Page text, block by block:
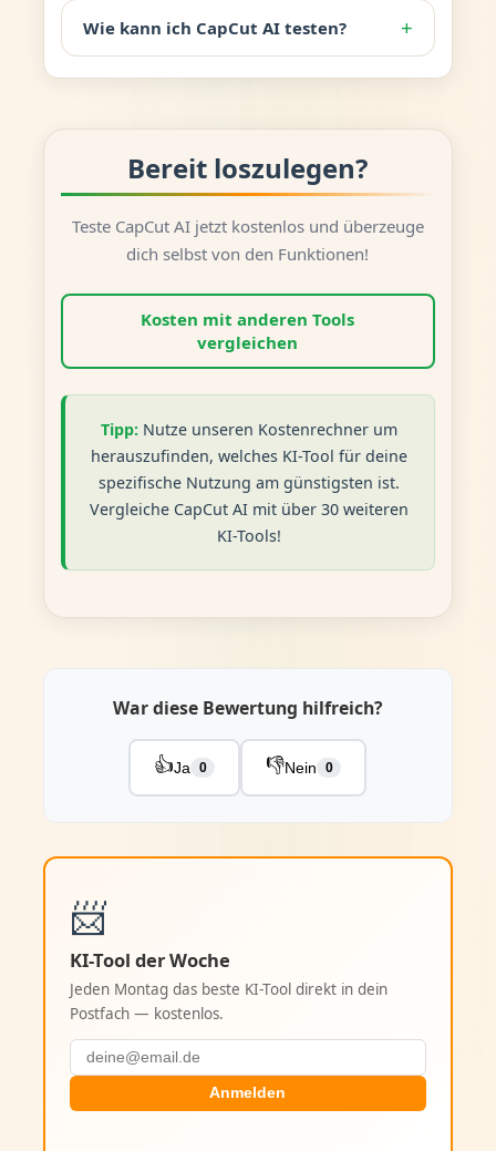
Wie kann ich CapCut AI testen? +
Bereit loszulegen?
Teste CapCut AI jetzt kostenlos und überzeuge
dich selbst von den Funktionen!
Kosten mit anderen Tools
vergleichen
Tipp: Nutze unseren Kostenrechner um
herauszufinden, welches KI-Tool für deine
spezifische Nutzung am günstigsten ist.
Vergleiche CapCut AI mit über 30 weiteren
KI-Tools!
War diese Bewertung hilfreich?
👍Ja 0 👎Nein 0
📨
KI-Tool der Woche
Jeden Montag das beste KI-Tool direkt in dein
Postfach — kostenlos.
Anmelden